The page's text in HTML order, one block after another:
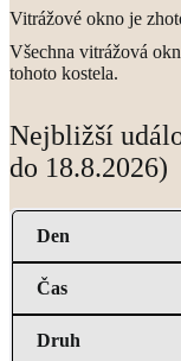
Vitrážové okno je
Všechna vitrážová
tohoto kostela.
Nejbližší
do 18.8.2026)
Den
Čas
Druh